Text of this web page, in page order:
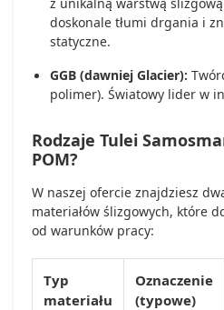
doskonale tłumi drgania i
statyczne.
GGB (dawniej Glacier):
polimer). Światowy lider w
Rodzaje Tulei
POM?
W naszej ofercie znajdziesz
materiałów ślizgowych, które
od warunków pracy:
Typ
materiału
Oznaczenie
(typowe)